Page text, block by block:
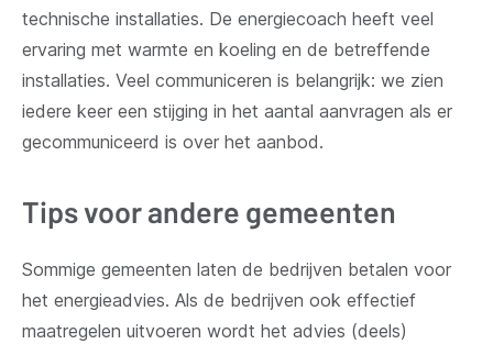
technische installaties. De energiecoach heeft veel
ervaring met warmte en koeling en de betreffende
installaties. Veel communiceren is belangrijk: we zien
iedere keer een stijging in het aantal aanvragen als er
gecommuniceerd is over het aanbod.
Tips voor andere gemeenten
Sommige gemeenten laten de bedrijven betalen voor
het energieadvies. Als de bedrijven ook effectief
maatregelen uitvoeren wordt het advies (deels)